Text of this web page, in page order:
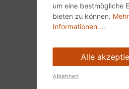
um eine bestmögliche
bieten zu können. Mehr
Informationen ...
Alle
Ablehnen